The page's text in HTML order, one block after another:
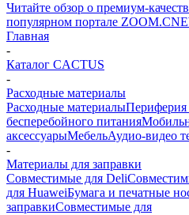
Читайте обзор о премиум-
популярном портале
Главная
-
Каталог CACTUS
-
Расходные материалы
Расходные материалыПериферия
бесперебойного питания
аксессуарыМебельАудио-видео
-
Материалы для заправки
Совместимые для Deli
для HuaweiБумага и печатные
заправкиСовместимые для